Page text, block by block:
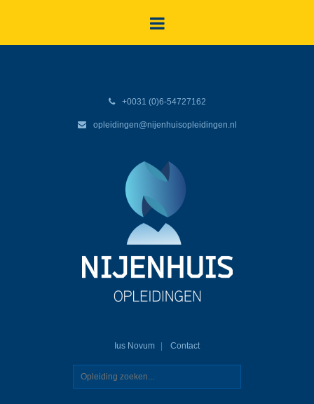
+0031 (0)6-54727162
opleidingen@nijenhuisopleidingen.nl
Ius Novum Contact